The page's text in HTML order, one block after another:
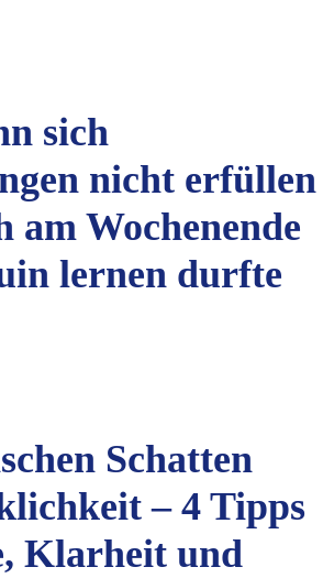
sich
nicht erfüllen
am Wochenende
lernen durfte
Schatten
– 4 Tipps
Klarheit und